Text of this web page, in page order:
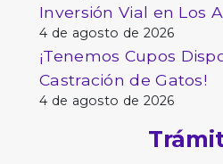
Inversión Vial en Los
4 de agosto de 2026
¡Tenemos Cupos
Castración de Gatos!
4 de agosto de 2026